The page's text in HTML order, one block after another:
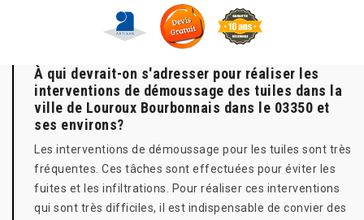
À qui devrait-on s'adresser pour réaliser les
interventions de démoussage des tuiles dans la
ville de Louroux Bourbonnais dans le 03350 et
ses environs?
Les interventions de démoussage pour les tuiles sont très
fréquentes. Ces tâches sont effectuées pour éviter les
fuites et les infiltrations. Pour réaliser ces interventions
qui sont très difficiles, il est indispensable de convier des